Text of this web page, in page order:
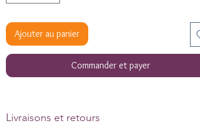
Ajouter au panier
Commander et payer
Livraisons et retours